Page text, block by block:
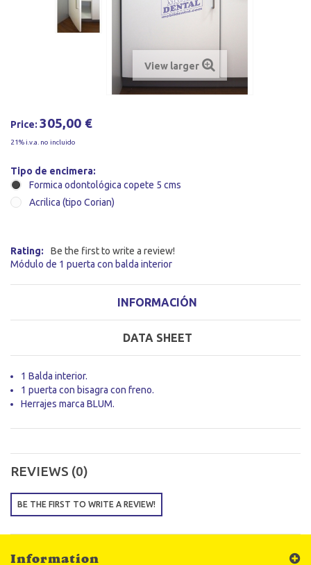
View larger
Price: 305,00 €
21% i.v.a. no incluido
Tipo de encimera:
Formica odontológica copete 5 cms
Acrilica (tipo Corian)
Rating:
Be the first to write a review!
Módulo de 1 puerta con balda interior
INFORMACIÓN
DATA SHEET
1 Balda interior.
1 puerta con bisagra con freno.
Herrajes marca BLUM.
REVIEWS (0)
BE THE FIRST TO WRITE A REVIEW!
Information